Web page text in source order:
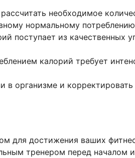
необходимое
нормальному
поступает из качественных
калорий требует
в организме и
для достижения ваших
тренером перед началом